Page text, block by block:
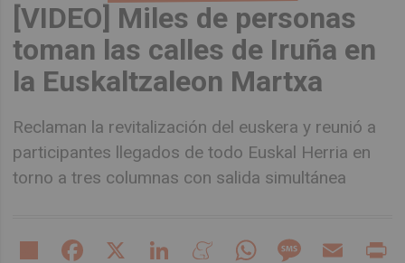
[VIDEO] Miles de personas
toman las calles de Iruña en
la Euskaltzaleon Martxa
Reclaman la revitalización del euskera y reunió a
participantes llegados de todo Euskal Herria en
torno a tres columnas con salida simultánea
Share Facebook LinkedIn MeneameWhatsAppMessageEmail